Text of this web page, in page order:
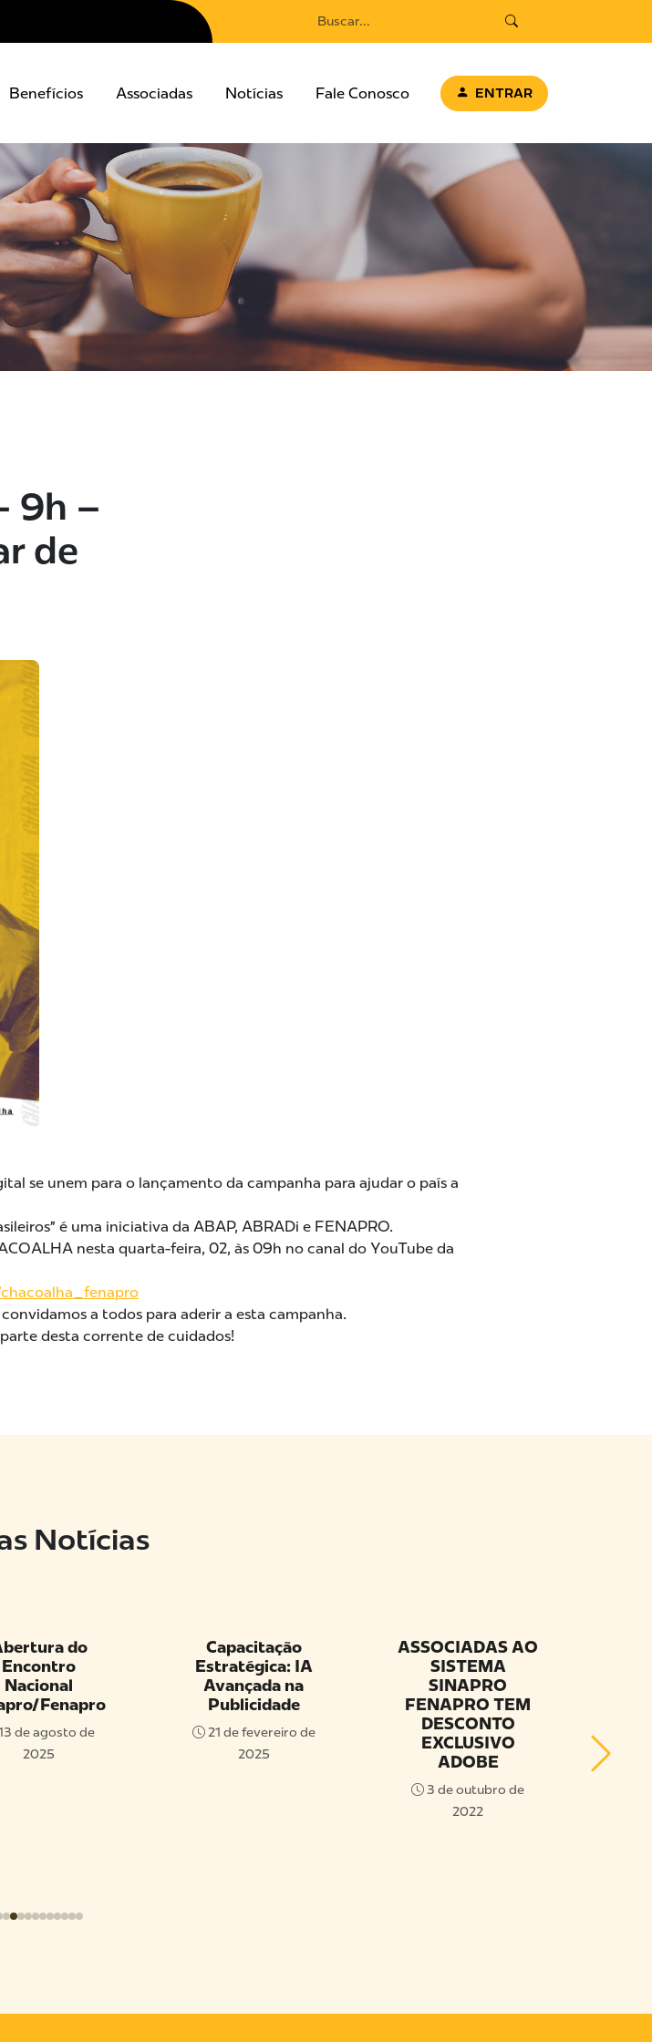
Benefícios Associadas Notícias Fale Conosco ENTRAR
9h –
de
se unem para o lançamento da campanha para ajudar o país a
é uma iniciativa da ABAP, ABRADi e FENAPRO.
nesta quarta-feira, 02, às 09h no canal do YouTube da
a todos para aderir a esta campanha.
desta corrente de cuidados!
Notícias
do
Encontro
Nacional
Fenapro
de agosto de
2025
Capacitação
Estratégica: IA
Avançada na
Publicidade
21 de fevereiro de
2025
ASSOCIADAS AO
SISTEMA
SINAPRO
FENAPRO TEM
DESCONTO
EXCLUSIVO
ADOBE
3 de outubro de
2022